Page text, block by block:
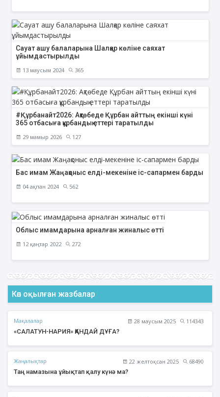
Сауат ашу балаларына Шалқар көліне саяхат
ұйымдастырылды
13 маусым 2024 365
#Құрбанайт2026: Ақтөбеде Құрбан айттың екінші күні
365 отбасыға құрбандық еттері таратылды
29 мамыр 2026 127
Бас имам Жаңақоныс елді-мекеніне іс-сапармен барды
04 ақпан 2024 562
Облыс имамдарына арналған жиналыс өтті
12 қаңтар 2022 272
Көп оқылған жазбалар
Мақалалар 28 маусым 2025
114343
«САЛАТУН-НАРИЯ» ҚАНДАЙ ДҰҒА?
Жаңалықтар 22 желтоқсан 2025
68490
Таң намазына ұйықтап қалу күнә ма?